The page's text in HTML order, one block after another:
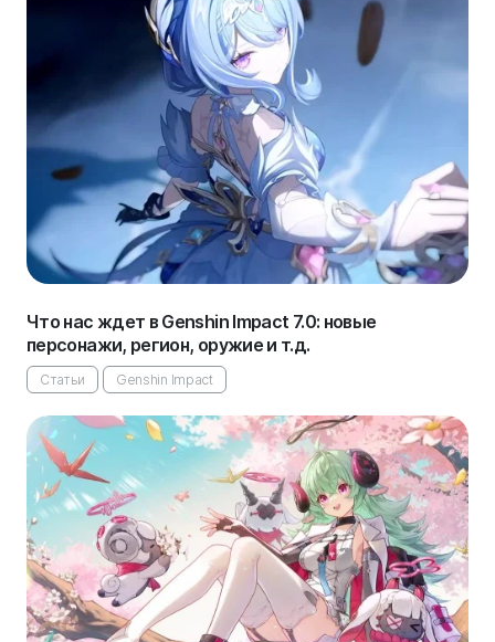
Что нас ждет в Genshin Impact 7.0: новые
персонажи, регион, оружие и т.д.
Статьи Genshin Impact